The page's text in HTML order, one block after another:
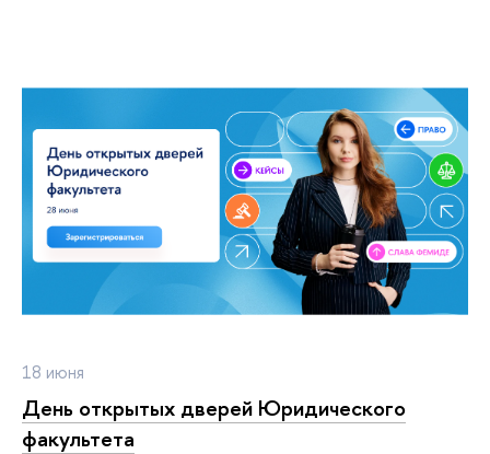
18 июня
День открытых дверей Юридического
факультета